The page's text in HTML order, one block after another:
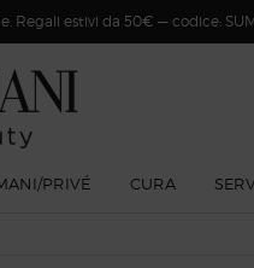
Regali estivi da 50€ — codice:
PRIVÉ CURA